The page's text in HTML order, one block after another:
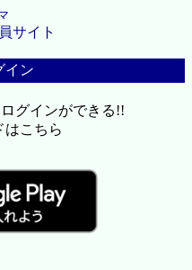
サイト
イン
グインができる!!
はこちら